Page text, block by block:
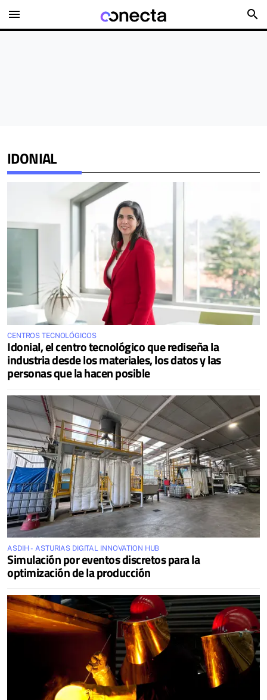
menu search
IDONIAL
CENTROS TECNOLÓGICOS
Idonial, el centro tecnológico que rediseña la
industria desde los materiales, los datos y las
personas que la hacen posible
ASDIH - ASTURIAS DIGITAL INNOVATION HUB
Simulación por eventos discretos para la
optimización de la producción